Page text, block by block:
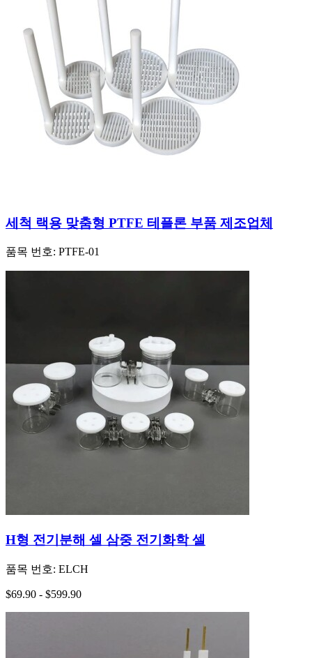
세척 랙용 맞춤형 PTFE 테플론 부품 제조업체
품목 번호: PTFE-01
H형 전기분해 셀 삼중 전기화학 셀
품목 번호: ELCH
$69.90 - $599.90